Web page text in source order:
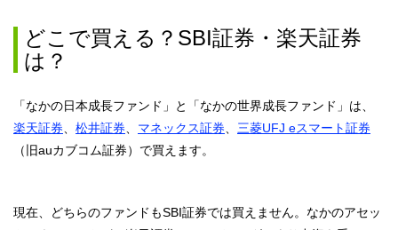
どこで買える？SBI証券・楽天証券
は？
「なかの日本成長ファンド」と「なかの世界成長ファンド」は、
楽天証券、 松井証券、 マネックス証券、 三菱UFJ eスマート証券
（旧auカブコム証券）で買えます。
現在、どちらのファンドもSBI証券では買えません。なかのアセッ